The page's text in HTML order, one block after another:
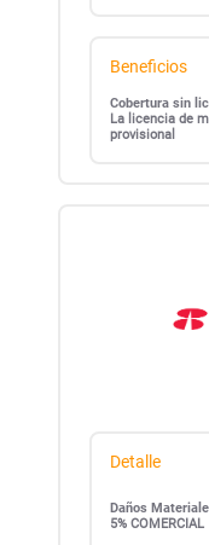
Beneficios
Cobertura sin
La licencia de
provisional
Detalle
Daños
5% COMERCIAL